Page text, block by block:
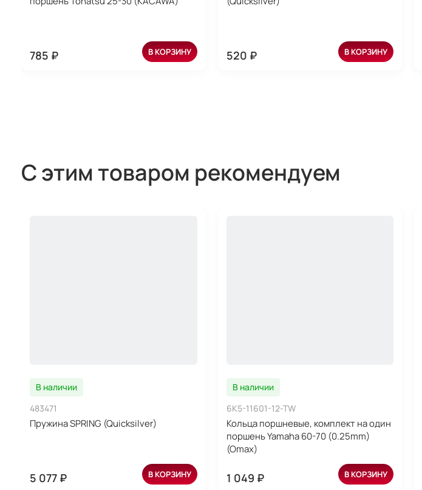
785 ₽ В КОРЗИНУ 520 ₽ В КОРЗИНУ
С этим товаром рекомендуем
В наличии
483471
Пружина SPRING (Quicksilver)
5 077 ₽ В КОРЗИНУ
В наличии
6K5-11601-12-TW
Кольца поршневые, комплект на один
поршень Yamaha 60-70 (0.25mm)
(Omax)
1 049 ₽ В КОРЗИНУ